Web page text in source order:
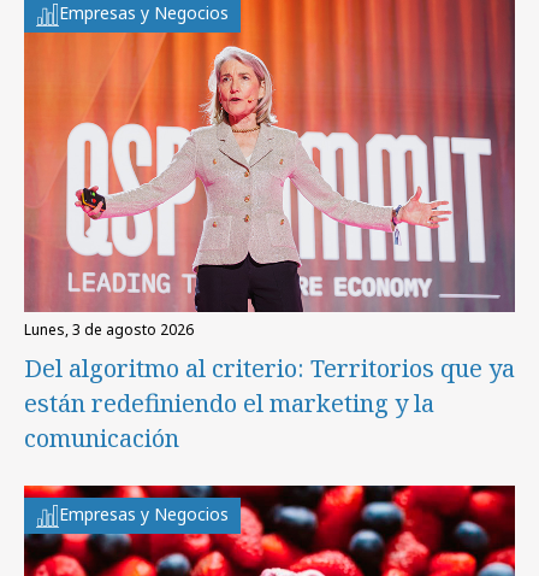
Empresas y Negocios
lunes, 3 de agosto 2026
Del algoritmo al criterio: Territorios que ya
están redefiniendo el marketing y la
comunicación
Empresas y Negocios